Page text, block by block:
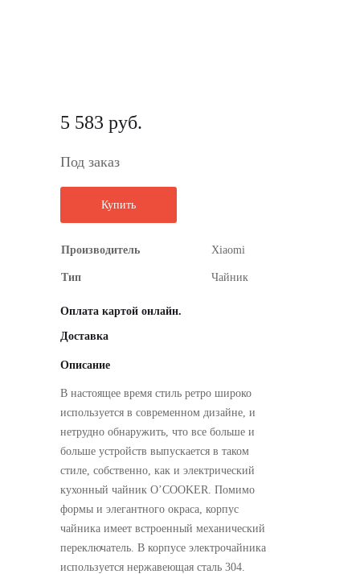
5 583 руб.
Под заказ
Купить
Производитель Xiaomi
Тип Чайник
Оплата картой онлайн.
Доставка
Описание
В настоящее время стиль ретро широко
используется в современном дизайне, и
нетрудно обнаружить, что все больше и
больше устройств выпускается в таком
стиле, собственно, как и электрический
кухонный чайник O’COOKER. Помимо
формы и элегантного окраса, корпус
чайника имеет встроенный механический
переключатель. В корпусе электрочайника
используется нержавеющая сталь 304.